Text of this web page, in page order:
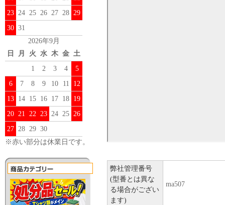
23 24 25 26 27 28 29
30 31
2026年9月
日
月 火 水 木 金 土
1
2 3 4
5
6
7 8 9 10 11
12
13 14 15 16 17 18 19
20 21 22 23 24 25 26
27 28 29 30
※赤い部分は休業日です。
弊社管理番号
(型番とは異な
る場合がござい
ます)
ma507